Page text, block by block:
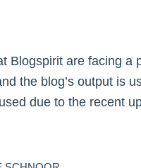
Blogspirit are facing
the blog’s output is
due to the recent